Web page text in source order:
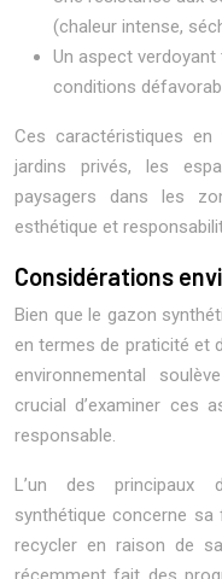
(chaleur intense,
Un aspect verdoyant
conditions
Ces caractéristiques
jardins privés, les
paysagers dans les
esthétique et
Considérations
Bien que le gazon
en termes de praticité et
environnemental
crucial d’examiner ces
responsable.
L’un des principaux
synthétique concerne sa
recycler en raison de